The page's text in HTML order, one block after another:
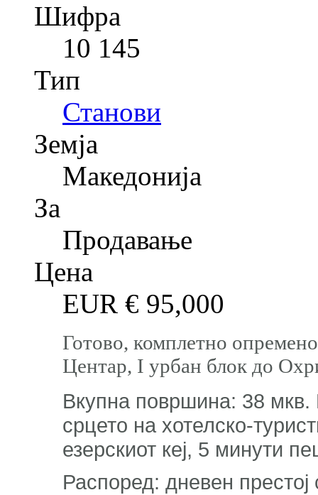
Шифра
10 145
Тип
Станови
Земја
Македонија
За
Продавање
Цена
EUR € 95,000
Готово, комплетно
Центар, I урбан блок до
Вкупна површина: 38 мкв.
срцето на хотелско-
езерскиот кеј, 5 минути
Распоред: дневен престој